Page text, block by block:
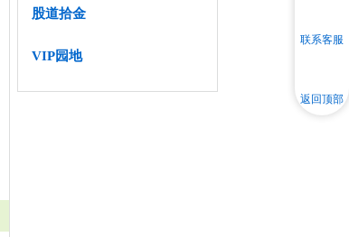
股道拾金
VIP园地
联系客服
返回顶部